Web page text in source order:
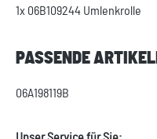
1x 06B109244 Umlenkrolle
PASSENDE
06A198119B